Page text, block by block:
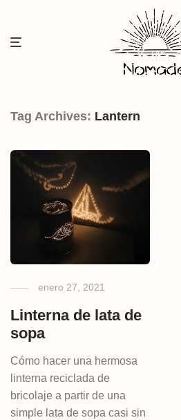
Tag Archives: Lantern
enero 27, 2021
Linterna de lata de
sopa
Cómo hacer una hermosa
linterna reciclada de
bricolaje a partir de una
simple lata de sopa casi sin